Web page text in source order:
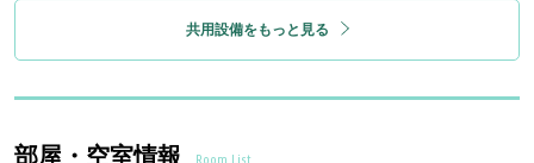
共用設備をもっと見る
部屋・空室情報